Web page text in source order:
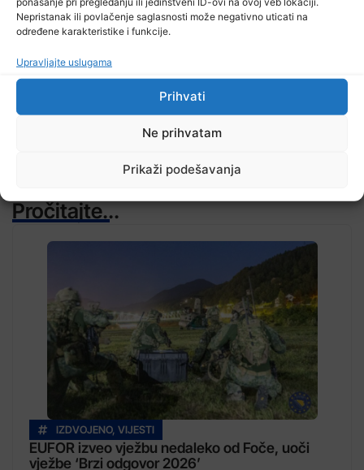
Nepristanak ili povlačenje saglasnosti može negativno uticati na
određene karakteristike i funkcije.
Upravljajte uslugama
Prihvati
Ne prihvatam
Prikaži podešavanja
TV RASPORED
Pročitajte...
IZDVOJENO, VIJESTI
EUFOR izveo vježbu nedaleko od Foče, uoči
vježbe ‘Brzi odgovor 2026’